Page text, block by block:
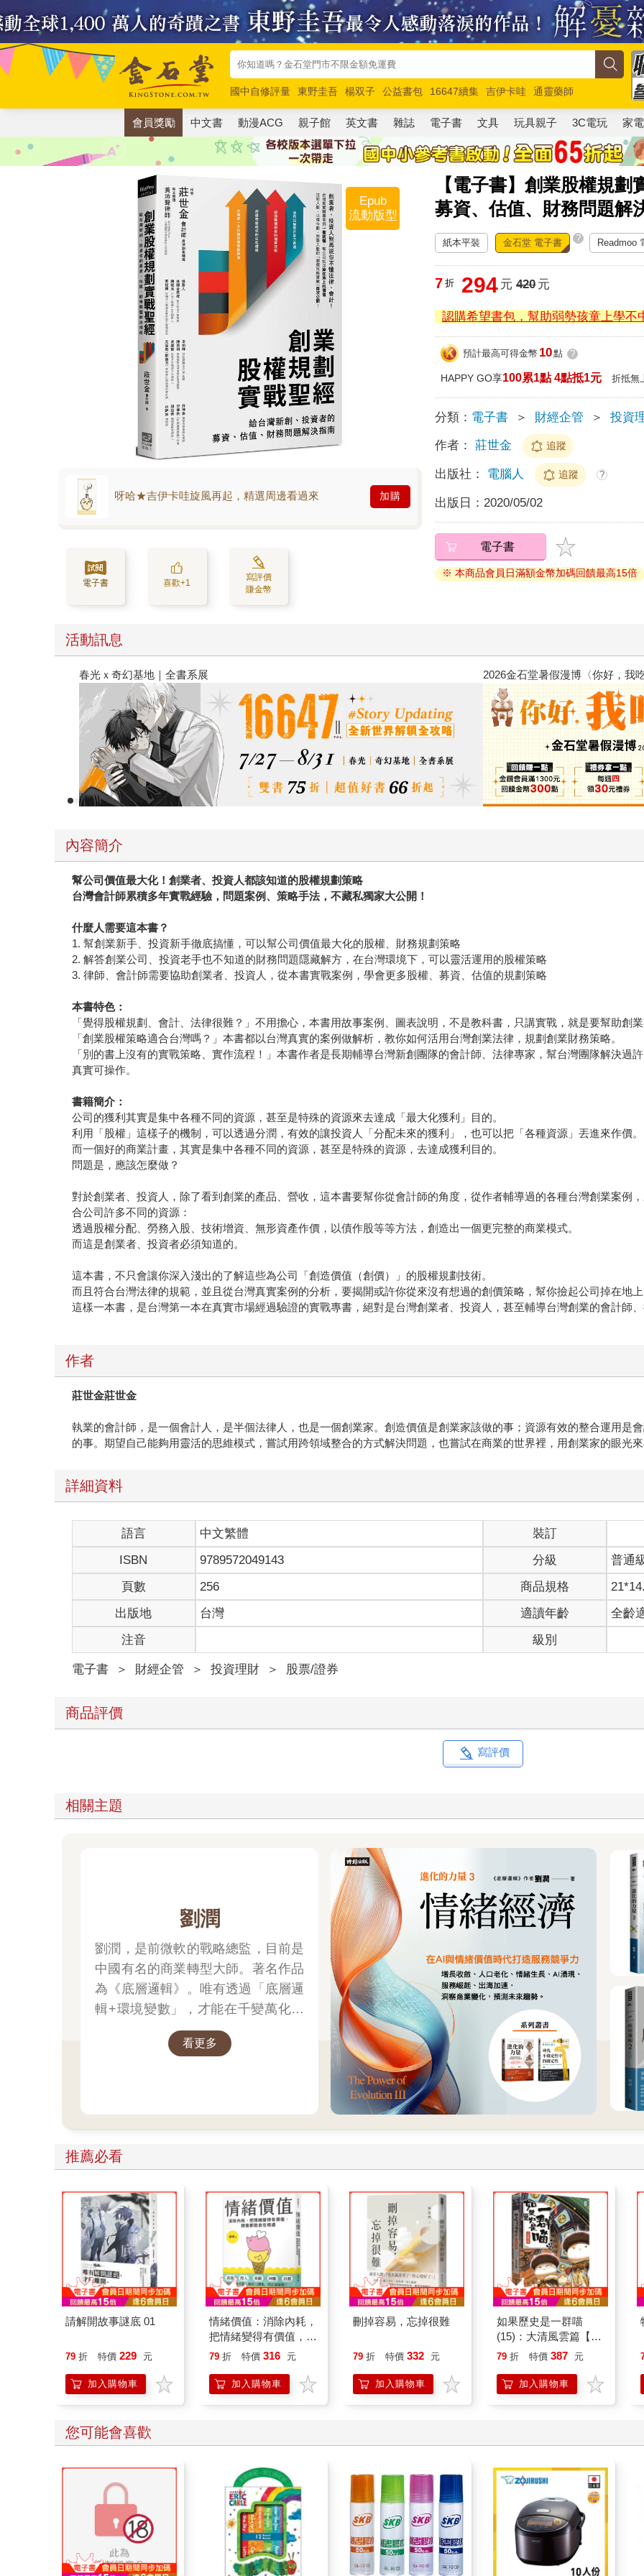
國中自修評量 東野圭吾 楊双子 公益書包 16647續集 吉伊卡哇
通靈藥師
唯紅花綻放
奧德賽 路邊攤新作 馬斯克 玩具總動員5 超慢跑
會員獎勵 中文書 動漫ACG 親子館 英文書 雜誌 電子書 文具 玩具親子 3C電玩 家電
【電子書】創業股權規
募資、估值、財務問題解
Epub
流動版型
呀哈★吉伊卡哇旋風再起，精選周邊看過來 加購
電子書 喜歡+1
寫評價
賺金幣
紙本平裝 金石堂 電子書 ? Readmoo
7 折 294 元 420元
認購希望書包，幫助弱勢孩童上學不
預計最高可得金幣 10點 ?
HAPPY GO享100累1點 4點抵1元 折抵無
分類： 電子書 ＞ 財經企管 ＞ 投資
作者： 莊世金 追蹤
出版社： 電腦人 追蹤 ?
出版日： 2020/05/02
電子書
※ 本商品會員日滿額金幣加碼回饋最高15倍
活動訊息
春光ｘ奇幻基地｜全書系展 2026金石堂暑假漫博〈你好，我吃一點〉第二波
內容簡介
幫公司價值最大化！創業者、投資人都該知道的股權規劃策略
台灣會計師累積多年實戰經驗，問題案例、策略手法，不藏私獨家大公開！
什麼人需要這本書？
1. 幫創業新手、投資新手徹底搞懂，可以幫公司價值最大化的股權、財務規劃策略
2. 解答創業公司、投資老手也不知道的財務問題隱藏解方，在台灣環境下，可以靈活運用的股權策略
3. 律師、會計師需要協助創業者、投資人，從本書實戰案例，學會更多股權、募資、估值的規劃策略
本書特色：
「覺得股權規劃、會計、法律很難？」不用擔心，本書用故事案例、圖表說明，不是教科書，只講實戰，就是要幫助創
「創業股權策略適合台灣嗎？」本書都以台灣真實的案例做解析，教你如何活用台灣創業法律，規劃創業財務策略。
「別的書上沒有的實戰策略、實作流程！」本書作者是長期輔導台灣新創團隊的會計師、法律專家，幫台灣團隊解決過
真實可操作。
書籍簡介：
公司的獲利其實是集中各種不同的資源，甚至是特殊的資源來去達成「最大化獲利」目的。
利用「股權」這樣子的機制，可以透過分潤，有效的讓投資人「分配未來的獲利」，也可以把「各種資源」丟進來作價。
而一個好的商業計畫，其實是集中各種不同的資源，甚至是特殊的資源，去達成獲利目的。
問題是，應該怎麼做？
對於創業者、投資人，除了看到創業的產品、營收，這本書要幫你從會計師的角度，從作者輔導過的各種台灣創業案例
合公司許多不同的資源：
透過股權分配、勞務入股、技術增資、無形資產作價，以債作股等等方法，創造出一個更完整的商業模式。
而這是創業者、投資者必須知道的。
這本書，不只會讓你深入淺出的了解這些為公司「創造價值（創價）」的股權規劃技術。
而且符合台灣法律的規範，並且從台灣真實案例的分析，要揭開或許你從來沒有想過的創價策略，幫你撿起公司掉在地
這樣一本書，是台灣第一本在真實市場經過驗證的實戰專書，絕對是台灣創業者、投資人，甚至輔導台灣創業的會計師
作者
莊世金莊世金
執業的會計師，是一個會計人，是半個法律人，也是一個創業家。創造價值是創業家該做的事；資源有效的整合運用是
的事。期望自己能夠用靈活的思維模式，嘗試用跨領域整合的方式解決問題，也嘗試在商業的世界裡，用創業家的眼光
詳細資料
語言 中文繁體
裝訂
ISBN
9789572049143 分級
普通
頁數
256 商品規格
出版地
台灣 適讀年齡
全齡
注音
級別
電子書 ＞ 財經企管 ＞ 投資理財 ＞ 股票/證券
商品評價
寫評價
相關主題
劉潤
劉潤，是前微軟的戰略總監，目前是
中國有名的商業轉型大師。著名作品
為《底層邏輯》。唯有透過「底層邏
輯+環境變數」，才能在千變萬化的
世界中，認清所有真相！
看更多
推薦必看
請解開故事謎底 01
79 折 特價 229 元
加入購物車
情緒價值：消除內耗，
把情緒變得有價值，跟
誰都能自在相處
79 折 特價 316 元
加入購物車
刪掉容易，忘掉很難
79 折 特價 332 元
加入購物車
如果歷史是一群喵
(15)：大清風雲篇【萌
貓漫畫學歷史】
79 折 特價 387 元
加入購物車
您可能會喜歡